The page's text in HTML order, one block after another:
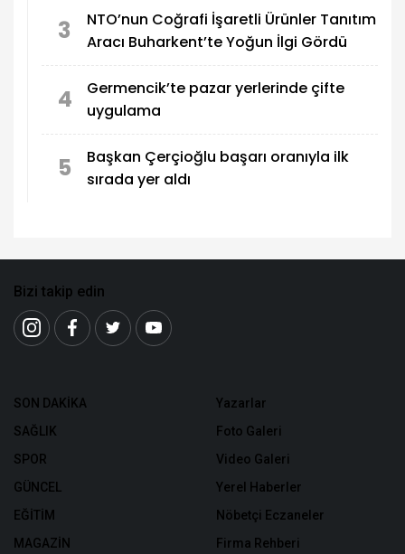
3
NTO’nun Coğrafi İşaretli Ürünler Tanıtım
Aracı Buharkent’te Yoğun İlgi Gördü
4
Germencik’te pazar yerlerinde çifte
uygulama
5
Başkan Çerçioğlu başarı oranıyla ilk
sırada yer aldı
Bizi takip edin
SON DAKİKA
SAĞLIK
SPOR
GÜNCEL
EĞİTİM
MAGAZİN
Yazarlar
Foto Galeri
Video Galeri
Yerel Haberler
Nöbetçi Eczaneler
Firma Rehberi